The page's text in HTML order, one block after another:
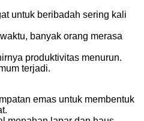
untuk beribadah sering kali
banyak orang merasa
produktivitas menurun.
terjadi.
emas untuk membentuk